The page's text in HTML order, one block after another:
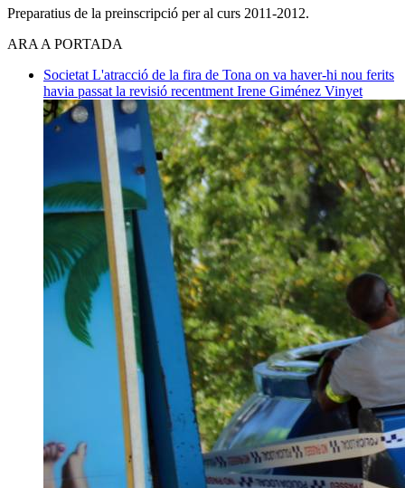
Preparatius de la preinscripció per al curs 2011-2012.
ARA A PORTADA
Societat L'atracció de la fira de Tona on va haver-hi nou ferits
havia passat la revisió recentment Irene Giménez Vinyet